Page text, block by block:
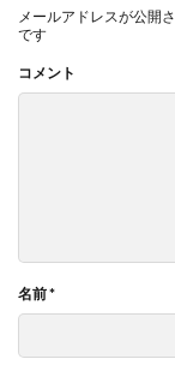
メールアドレスが公開
です
コメント
名前*